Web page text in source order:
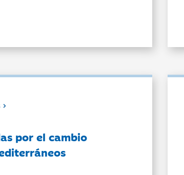
por el cambio